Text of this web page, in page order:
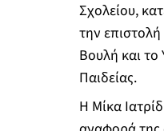
Σχολείου,
την
Βουλή και το
Παιδείας.
Η Μίκα